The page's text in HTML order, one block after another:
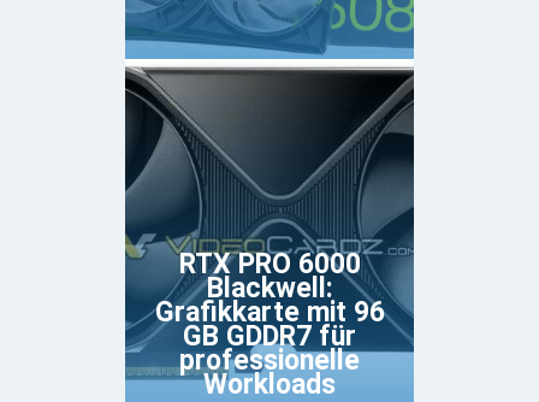
RTX PRO 6000
Blackwell:
Grafikkarte mit 96
GB GDDR7 für
professionelle
Workloads